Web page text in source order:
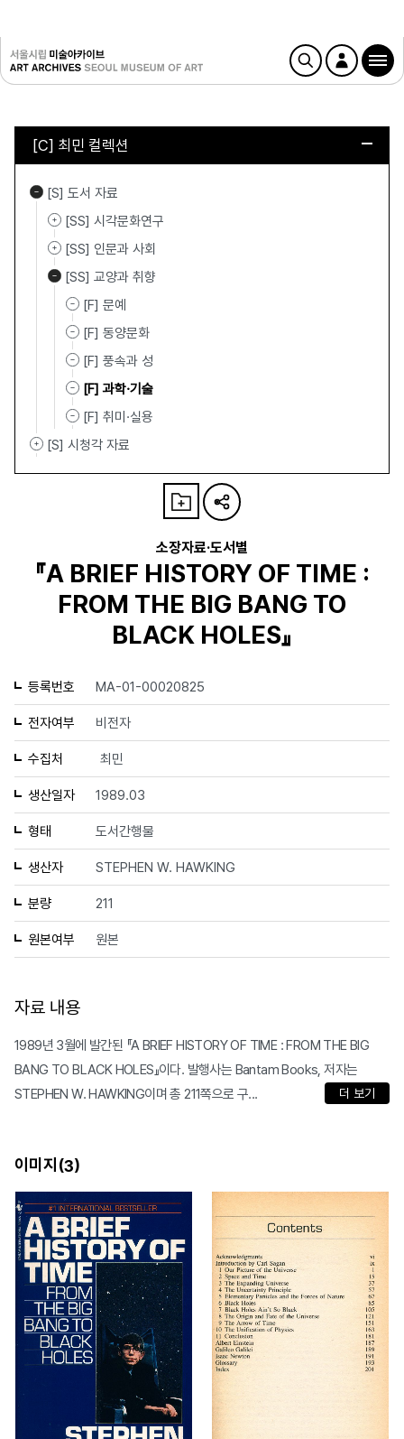
[C] 최민 컬렉션
[S] 도서 자료
[SS] 시각문화연구
[SS] 인문과 사회
[SS] 교양과 취향
[F] 문예
[F] 동양문화
[F] 풍속과 성
[F] 과학·기술
[F] 취미·실용
[S] 시청각 자료
소장자료·도서별
『A BRIEF HISTORY OF TIME :
FROM THE BIG BANG TO
BLACK HOLES』
등록번호 MA-01-00020825
전자여부 비전자
수집처 최민
생산일자 1989.03
형태 도서간행물
생산자 STEPHEN W. HAWKING
분량 211
원본여부 원본
자료 내용
1989년 3월에 발간된 『A BRIEF HISTORY OF TIME : FROM THE BIG
BANG TO BLACK HOLES』이다. 발행사는 Bantam Books, 저자는
STEPHEN W. HAWKING이며 총 211쪽으로 구...
더 보기
이미지(3)